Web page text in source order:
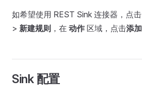
如希望使用 REST Sink 连接器，点击
> 新建规则 ，在 动作 区域，点击添加
Sink 配置